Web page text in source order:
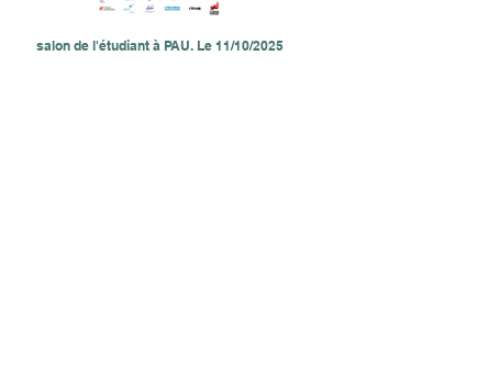
salon de l'étudiant à PAU. Le 11/10/2025